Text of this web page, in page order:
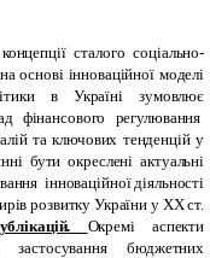
сталого соціально-
основі інноваційної моделі
в Україні зумовлює
фінансового регулювання
та ключових тенденцій у
бути окреслені актуальні
інноваційної діяльності
розвитку України у ХХ ст.
. Окремі аспекти
застосування бюджетних